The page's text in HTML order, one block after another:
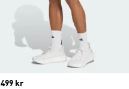
Price
499 kr